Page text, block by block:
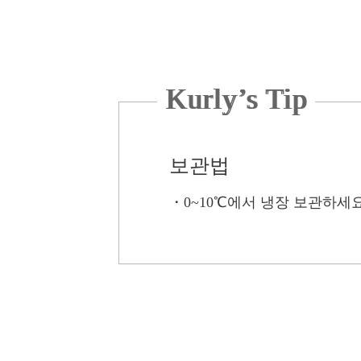
Kurly’s Tip
보관법
・ 0~10℃에서 냉장 보관하세